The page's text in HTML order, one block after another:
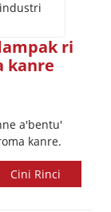
ri
kanre
a'bentu'
kanre.
Cini Rinci